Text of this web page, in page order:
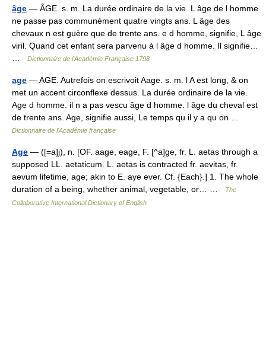
âge — ÂGE. s. m. La durée ordinaire de la vie. L âge de l homme
ne passe pas communément quatre vingts ans. L âge des
chevaux n est guère que de trente ans. ⁧e d homme, signifie, L âge
viril. Quand cet enfant sera parvenu à l âge d homme. Il signifie…
Dictionnaire de l'Académie Française 1798
age — AGE. Autrefois on escrivoit Aage. s. m. l A est long, & on
met un accent circonflexe dessus. La durée ordinaire de la vie.
Age d homme. il n a pas vescu âge d homme. l âge du cheval est
de trente ans. Age, signifie aussi, Le temps qu il y a qu on …
Dictionnaire de l'Académie française
Age — ([=a]j), n. [OF. aage, eage, F. [^a]ge, fr. L. aetas through a
supposed LL. aetaticum. L. aetas is contracted fr. aevitas, fr.
aevum lifetime, age; akin to E. aye ever. Cf. {Each}.] 1. The whole
duration of a being, whether animal, vegetable, or… …
The
Collaborative International Dictionary of English